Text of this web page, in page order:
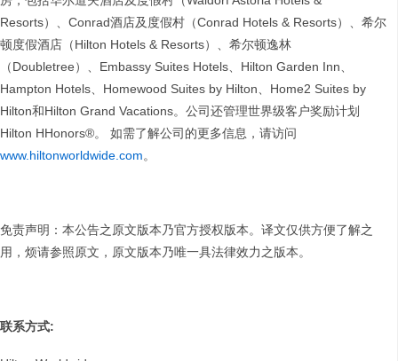
Resorts）、Conrad酒店及度假村（Conrad Hotels & Resorts）、希尔
顿度假酒店（Hilton Hotels & Resorts）、希尔顿逸林
（Doubletree）、Embassy Suites Hotels、Hilton Garden Inn、
Hampton Hotels、Homewood Suites by Hilton、Home2 Suites by
Hilton和Hilton Grand Vacations。公司还管理世界级客户奖励计划
Hilton HHonors®。 如需了解公司的更多信息，请访问
www.hiltonworldwide.com。
免责声明：本公告之原文版本乃官方授权版本。译文仅供方便了解之
用，烦请参照原文，原文版本乃唯一具法律效力之版本。
联系方式: